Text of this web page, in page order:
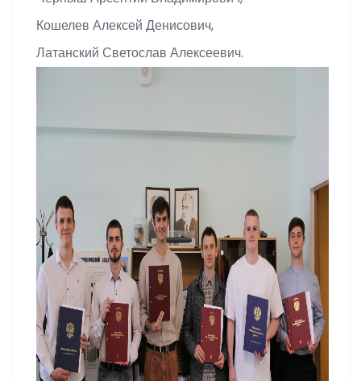
Кошелев Алексей Денисович,
Латанский Светослав Алексеевич.